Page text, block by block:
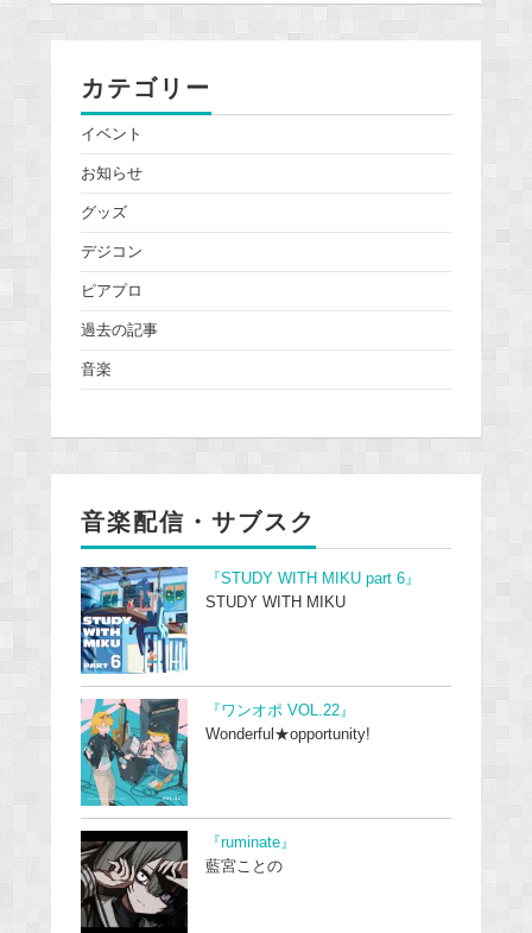
カテゴリー
イベント
お知らせ
グッズ
デジコン
ピアプロ
過去の記事
音楽
音楽配信・サブスク
『STUDY WITH MIKU part 6』
STUDY WITH MIKU
『ワンオポ VOL.22』
Wonderful★opportunity!
『ruminate』
藍宮ことの